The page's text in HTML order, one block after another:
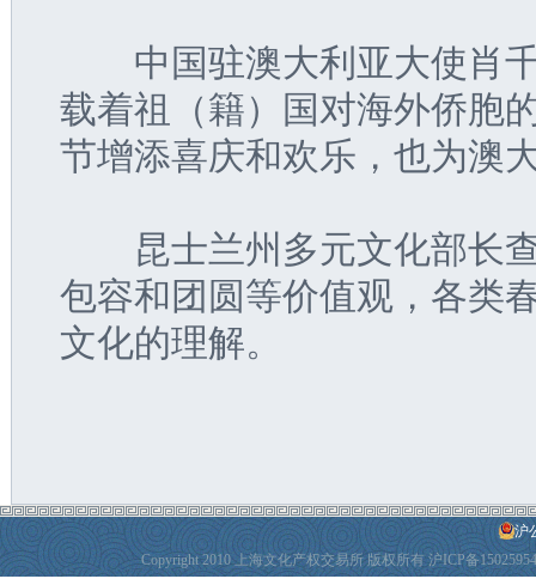
中国驻澳大利亚大使肖千
载着祖（籍）国对海外侨胞
节增添喜庆和欢乐，也为澳
昆士兰州多元文化部长查
包容和团圆等价值观，各类
文化的理解。
沪
Copyright 2010 上海文化产权交易所 版权所有沪ICP备